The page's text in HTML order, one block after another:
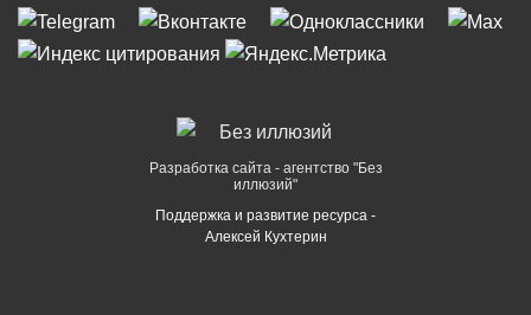
Разработка сайта - агентство "Без
иллюзий"
Поддержка и развитие ресурса -
Алексей Кухтерин